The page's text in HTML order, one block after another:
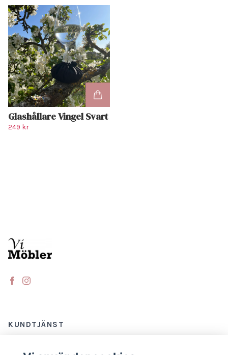
Glashållare Vingel Svart
249 kr
KUNDTJÄNST